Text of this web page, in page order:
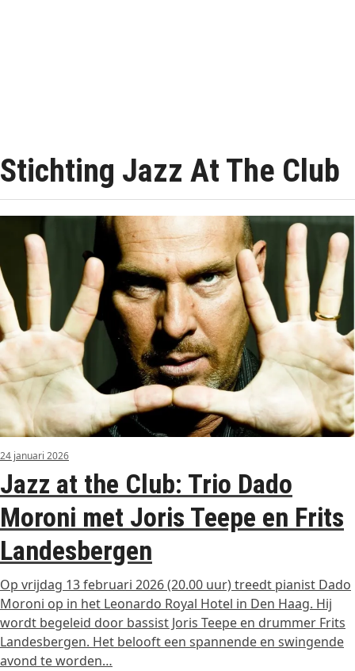
Stichting Jazz At The Club
24 januari 2026
Jazz at the Club: Trio Dado
Moroni met Joris Teepe en Frits
Landesbergen
Op vrijdag 13 februari 2026 (20.00 uur) treedt pianist Dado
Moroni op in het Leonardo Royal Hotel in Den Haag. Hij
wordt begeleid door bassist Joris Teepe en drummer Frits
Landesbergen. Het belooft een spannende en swingende
avond te worden…